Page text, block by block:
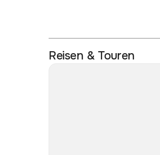
Reisen & Touren